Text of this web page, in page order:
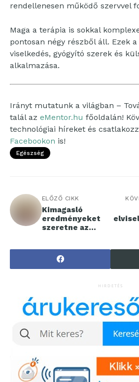
rendellenesen működő szervvel
Maga a terápia is sokkal
pontosan négy részből áll. Ezek
viselkedés, gyógyító szerek és
alkalmazása.
Irányt mutatunk a világban –
talál az eMentor.hu főoldalán!
technológiai híreket és
Facebookon is!
Egészség
ELŐZŐ CIKK
Kimagasló
eredményeket
szeretne az
elérni?
HIRDETÉS